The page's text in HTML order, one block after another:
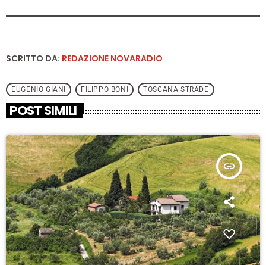
SCRITTO DA: REDAZIONE NOVARADIO
EUGENIO GIANI FILIPPO BONI TOSCANA STRADE
POST SIMILI
insert_link